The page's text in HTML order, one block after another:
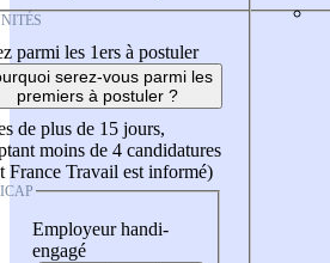
parmi les 1ers à postuler
serez-vous parmi les
premiers à postuler ?
de plus de 15 jours,
moins de 4 candidatures
France Travail est informé)
Employeur handi-
engagé